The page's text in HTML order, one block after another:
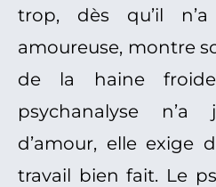
trop, dès qu’il
amoureuse, montre
de la haine
psychanalyse n’a
d’amour, elle exige
travail bien fait. Le